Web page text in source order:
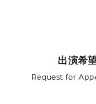
出演希
Request for